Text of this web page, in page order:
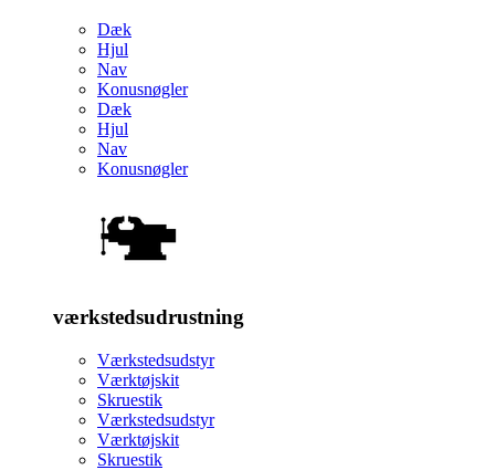
Dæk
Hjul
Nav
Konusnøgler
Dæk
Hjul
Nav
Konusnøgler
værkstedsudrustning
Værkstedsudstyr
Værktøjskit
Skruestik
Værkstedsudstyr
Værktøjskit
Skruestik